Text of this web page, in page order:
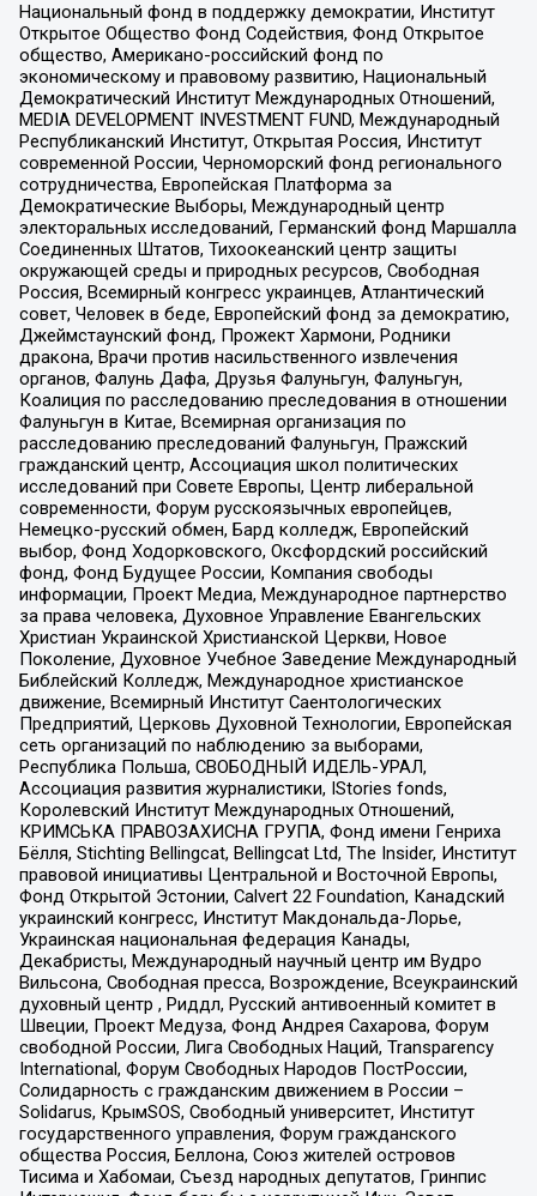
Национальный фонд в поддержку демократии, Институт
Открытое Общество Фонд Содействия, Фонд Открытое
общество, Американо-российский фонд по
экономическому и правовому развитию, Национальный
Демократический Институт Международных Отношений,
MEDIA DEVELOPMENT INVESTMENT FUND, Международный
Республиканский Институт, Открытая Россия, Институт
современной России, Черноморский фонд регионального
сотрудничества, Европейская Платформа за
Демократические Выборы, Международный центр
электоральных исследований, Германский фонд Маршалла
Соединенных Штатов, Тихоокеанский центр защиты
окружающей среды и природных ресурсов, Свободная
Россия, Всемирный конгресс украинцев, Атлантический
совет, Человек в беде, Европейский фонд за демократию,
Джеймстаунский фонд, Прожект Хармони, Родники
дракона, Врачи против насильственного извлечения
органов, Фалунь Дафа, Друзья Фалуньгун, Фалуньгун,
Коалиция по расследованию преследования в отношении
Фалуньгун в Китае, Всемирная организация по
расследованию преследований Фалуньгун, Пражский
гражданский центр, Ассоциация школ политических
исследований при Совете Европы, Центр либеральной
современности, Форум русскоязычных европейцев,
Немецко-русский обмен, Бард колледж, Европейский
выбор, Фонд Ходорковского, Оксфордский российский
фонд, Фонд Будущее России, Компания свободы
информации, Проект Медиа, Международное партнерство
за права человека, Духовное Управление Евангельских
Христиан Украинской Христианской Церкви, Новое
Поколение, Духовное Учебное Заведение Международный
Библейский Колледж, Международное христианское
движение, Всемирный Институт Саентологических
Предприятий, Церковь Духовной Технологии, Европейская
сеть организаций по наблюдению за выборами,
Республика Польша, СВОБОДНЫЙ ИДЕЛЬ-УРАЛ,
Ассоциация развития журналистики, IStories fonds,
Королевский Институт Международных Отношений,
КРИМСЬКА ПРАВОЗАХИСНА ГРУПА, Фонд имени Генриха
Бёлля, Stichting Bellingcat, Bellingcat Ltd, The Insider, Институт
правовой инициативы Центральной и Восточной Европы,
Фонд Открытой Эстонии, Calvert 22 Foundation, Канадский
украинский конгресс, Институт Макдональда-Лорье,
Украинская национальная федерация Канады,
Декабристы, Международный научный центр им Вудро
Вильсона, Свободная пресса, Возрождение, Всеукраинский
духовный центр , Риддл, Русский антивоенный комитет в
Швеции, Проект Медуза, Фонд Андрея Сахарова, Форум
свободной России, Лига Свободных Наций, Transparеncy
International, Форум Свободных Народов ПостРоссии,
Солидарность с гражданским движением в России –
Solidarus, КрымSOS, Свободный университет, Институт
государственного управления, Форум гражданского
общества Россия, Беллона, Союз жителей островов
Тисима и Хабомаи, Съезд народных депутатов, Гринпис